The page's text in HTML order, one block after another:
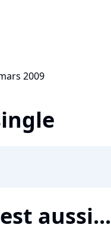
2009
aussi...